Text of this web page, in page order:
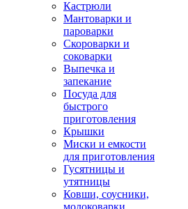
Кастрюли
Мантоварки и
пароварки
Скороварки и
соковарки
Выпечка и
запекание
Посуда для
быстрого
приготовления
Крышки
Миски и емкости
для приготовления
Гусятницы и
утятницы
Ковши, соусники,
молоковарки